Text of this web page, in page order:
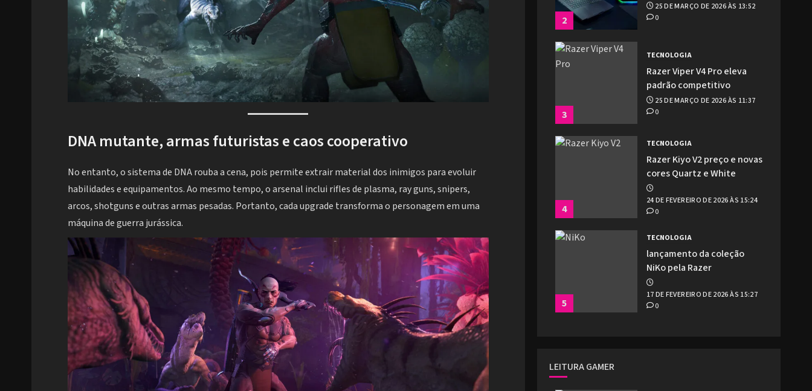
DNA mutante, armas futuristas e caos cooperativo
No entanto, o sistema de DNA rouba a cena, pois permite extrair material dos inimigos para evoluir
habilidades e equipamentos. Ao mesmo tempo, o arsenal inclui rifles de plasma, ray guns, snipers,
arcos, shotguns e outras armas pesadas. Portanto, cada upgrade transforma o personagem em uma
máquina de guerra jurássica.
2
25 DE MARÇO DE 2026 ÀS 13:52
0
3
TECNOLOGIA
Razer Viper V4 Pro eleva
padrão competitivo
25 DE MARÇO DE 2026 ÀS 11:37
0
4
TECNOLOGIA
Razer Kiyo V2 preço e novas
cores Quartz e White
24 DE FEVEREIRO DE 2026 ÀS 15:24
0
5
TECNOLOGIA
lançamento da coleção
NiKo pela Razer
17 DE FEVEREIRO DE 2026 ÀS 15:27
0
LEITURA GAMER